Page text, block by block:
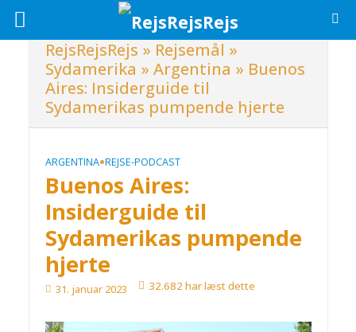
RejsRejsRejs » Rejsemål »
Sydamerika » Argentina » Buenos
Aires: Insiderguide til
Sydamerikas pumpende hjerte
ARGENTINA•REJSE-PODCAST
Buenos Aires:
Insiderguide til
Sydamerikas pumpende
hjerte
31. januar 2023 32.682 har læst dette